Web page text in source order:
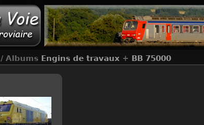
/ Albums Engins de travaux + BB 75000